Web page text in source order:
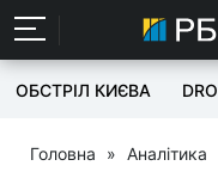
ОБСТРІЛ КИЄВА
Головна » Аналітика